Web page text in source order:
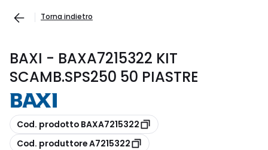
Torna indietro
BAXI - BAXA7215322 KIT
SCAMB.SPS250 50 PIASTRE
copia
Cod. prodotto BAXA7215322
copia
Cod. produttore A7215322